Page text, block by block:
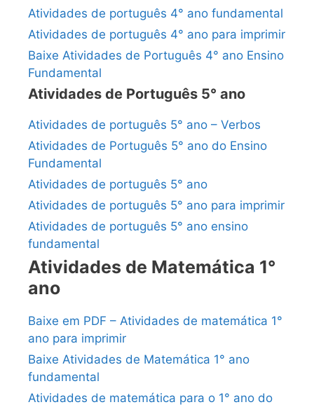
Atividades de português 4° ano fundamental
Atividades de português 4° ano para imprimir
Baixe Atividades de Português 4° ano Ensino
Fundamental
Atividades de Português 5° ano
Atividades de português 5° ano – Verbos
Atividades de Português 5° ano do Ensino
Fundamental
Atividades de português 5° ano
Atividades de português 5° ano para imprimir
Atividades de português 5° ano ensino
fundamental
Atividades de Matemática 1°
ano
Baixe em PDF – Atividades de matemática 1°
ano para imprimir
Baixe Atividades de Matemática 1° ano
fundamental
Atividades de matemática para o 1° ano do